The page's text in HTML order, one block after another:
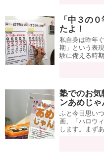
「中３の
たよ！
私自身は昨年
期」という表
験に備える時
塾でのお気
ンあめじゃ
ふと今日思い
画、「ハロウ
します。まず